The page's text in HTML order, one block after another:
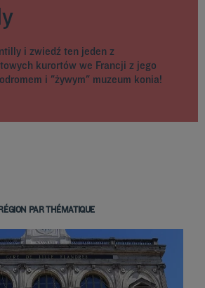
i zwiedź ten jeden z
kurortów we Francji z jego
i "żywym" muzeum konia!
PAR THÉMATIQUE